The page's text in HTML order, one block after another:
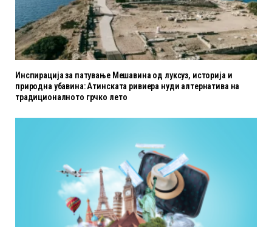
Инспирација за патување Мешавина од луксуз, историја и
природна убавина: Атинската ривиера нуди алтернатива на
традиционалното грчко лето